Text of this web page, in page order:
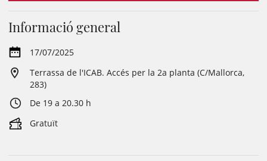
Informació general
17/07/2025
Terrassa de l'ICAB. Accés per la 2a planta (C/Mallorca,
283)
De 19 a 20.30 h
Gratuït